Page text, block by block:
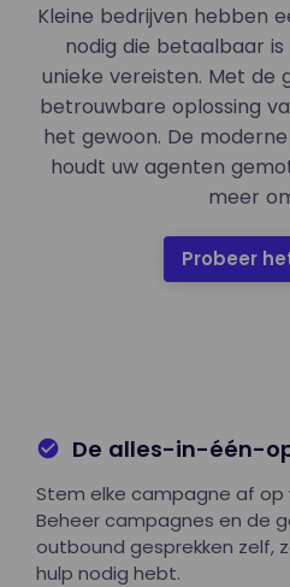
Kleine bedrijven hebben
nodig die betaalbaar
unieke vereisten. Met de
betrouwbare oplossing
het gewoon. De
houdt uw agenten
meer
Probeer
De alles-in-één-
Stem elke campagne af op
Beheer campagnes en de
outbound gesprekken zelf,
hulp nodig hebt.